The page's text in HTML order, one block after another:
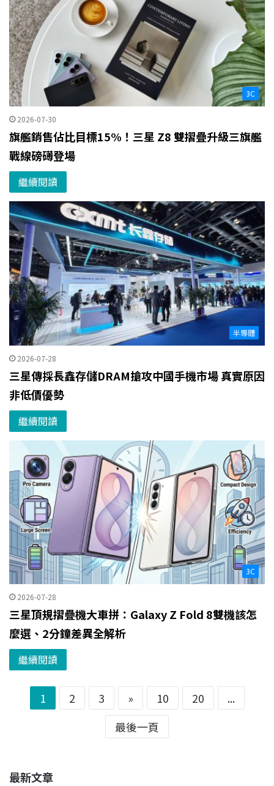
3C
2026-07-30
旗艦銷售佔比目標15%！三星 Z8 雙摺疊升級三旗艦
戰線磅礡登場
繼續閱讀
半導體
2026-07-28
三星傳採長鑫存儲DRAM搶攻中國手機市場 真實原因
非低價優勢
繼續閱讀
3C
2026-07-28
三星頂規摺疊機大車拼：Galaxy Z Fold 8雙機該怎
麼選、2分鐘差異全解析
繼續閱讀
1 2 3 » 10 20
...
最後一頁
最新文章